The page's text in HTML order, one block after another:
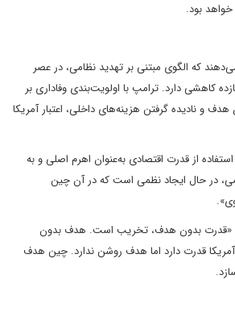
۲۰۲۶ نشان می‌دهند که الگوی مبتنی بر تهدید نظامی، در عصر
کاهشی دارد. ترامپ با اولویت‌بندی وفاداری بر
و نادیده گرفتن هزینه‌های داخلی، اعتبار آمریکا
از قدرت اقتصادی به‌عنوان اهرم اصلی و به
در حال ایجاد نظمی است که در آن چین
«قدرت بدون هدف، تخریب است. هدف بدون
قدرت دارد اما هدف روشن ندارد. چین هدف